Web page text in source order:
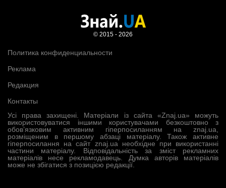
Усі права захищені. Матеріали із сайта «Znaj.ua» можуть
використовуватися іншими користувачами безкоштовно з
обов’язковим активним гіперпосиланням на znaj.ua,
розміщеним в першому абзаці матеріалу. Також активне
гіперпосилання на сайт znaj.ua необхідне при використанні
частини матеріалу. Відповідальність за зміст рекламних
матеріалів несе рекламодавець. Думка авторів матеріалів
може не збігатися з позицією редакції.
Политика конфиденциальности
Реклама
Редакция
Контакты
© 2015 - 2026